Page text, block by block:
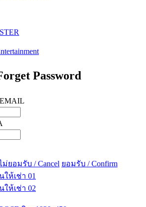
Password
EMAIL
ม่ยอมรับ / Cancel ยอมรับ / Confirm